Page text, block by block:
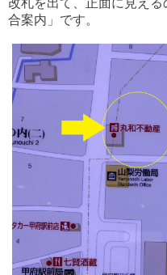
改札を出て、正面に見え
合案内」です。